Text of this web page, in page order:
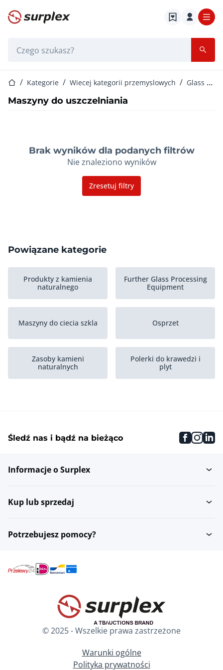
Strona główna
Strona główna
Kategorie Wiecej kategorii przemyslowych Glass and Nature Stone Processing
Maszyny do uszczelniania
Brak wyników dla podanych filtrów
Nie znaleziono wyników
Zresetuj filtry
Powiązane kategorie
Produkty z kamienia
naturalnego
Further Glass Processing
Equipment
Maszyny do ciecia szkla Osprzet
Zasoby kamieni
naturalnych
Polerki do krawedzi i
plyt
Stoly do ciecia szkla Further stone processing
ciecia szkla
Further Stock Materialy montazowe
Śledź nas i bądź na bieżąco
Informacje o Surplex
Kup lub sprzedaj
Potrzebujesz pomocy?
© 2025 - Wszelkie prawa zastrzeżone
Warunki ogólne
Polityka prywatności